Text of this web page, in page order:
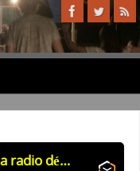
Equinoxe, la radio découverte